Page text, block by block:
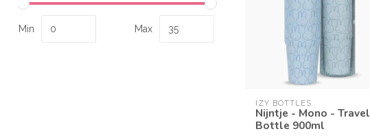
Min Max
IZY BOTTLES
Nijntje - Mono - Travel
Bottle 900ml